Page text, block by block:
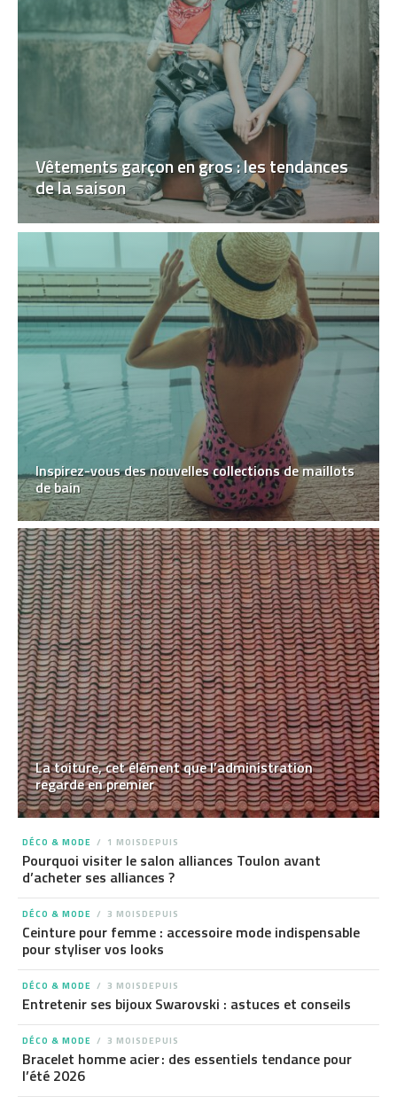
Vêtements garçon en gros : les tendances
de la saison
Inspirez-vous des nouvelles collections de maillots
de bain
La toiture, cet élément que l’administration
regarde en premier
DÉCO & MODE 1 MOISDEPUIS
Pourquoi visiter le salon alliances Toulon avant
d’acheter ses alliances ?
DÉCO & MODE 3 MOISDEPUIS
Ceinture pour femme : accessoire mode indispensable
pour styliser vos looks
DÉCO & MODE 3 MOISDEPUIS
Entretenir ses bijoux Swarovski : astuces et conseils
DÉCO & MODE 3 MOISDEPUIS
Bracelet homme acier : des essentiels tendance pour
l’été 2026